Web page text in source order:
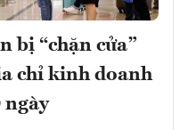
bị “chặn cửa”
chỉ kinh doanh
ngày